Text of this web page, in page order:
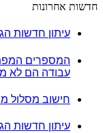
חדשות אחרונות
עיתון חדשות
עבודה הם לא
חישוב מסלול
עיתון חדשות